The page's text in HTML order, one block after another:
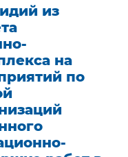
из
на
по